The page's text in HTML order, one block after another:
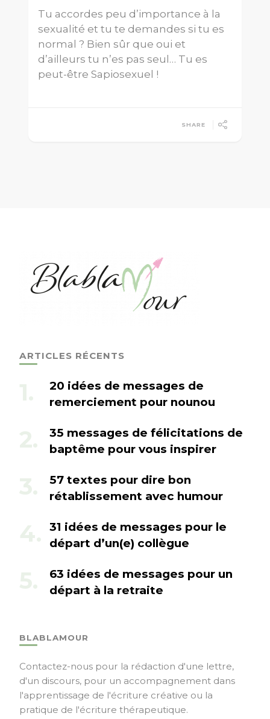
Tu accordes peu d’importance à la
sexualité et tu te demandes si tu es
normal ? Bien sûr que oui et
d’ailleurs tu n’es pas seul… Tu es
peut-être Sapiosexuel !
SHARE
ARTICLES RÉCENTS
20 idées de messages de
remerciement pour nounou
35 messages de félicitations de
baptême pour vous inspirer
57 textes pour dire bon
rétablissement avec humour
31 idées de messages pour le
départ d’un(e) collègue
63 idées de messages pour un
départ à la retraite
BLABLAMOUR
Contactez-nous pour la rédaction d'une lettre,
d'un discours, pour un accompagnement dans
l'apprentissage de l'écriture créative ou la
pratique de l'écriture thérapeutique.